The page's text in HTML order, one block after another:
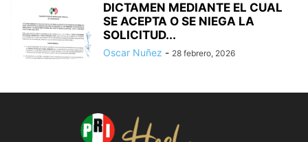
DICTAMEN MEDIANTE EL CUAL
SE ACEPTA O SE NIEGA LA
SOLICITUD...
Oscar Nuñez - 28 febrero, 2026